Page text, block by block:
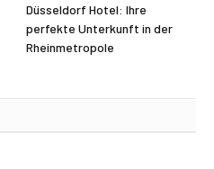
Düsseldorf Hotel: Ihre
perfekte Unterkunft in der
Rheinmetropole